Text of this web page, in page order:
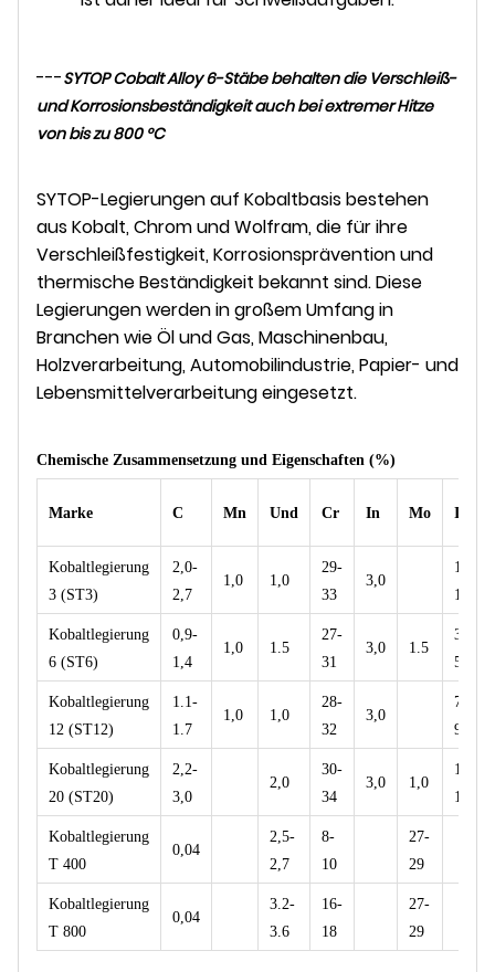
---SYTOP Cobalt Alloy 6-Stäbe behalten die Verschleiß-
und Korrosionsbeständigkeit auch bei extremer Hitze
von bis zu 800 °C
SYTOP-Legierungen auf Kobaltbasis bestehen
aus Kobalt, Chrom und Wolfram, die für ihre
Verschleißfestigkeit, Korrosionsprävention und
thermische Beständigkeit bekannt sind. Diese
Legierungen werden in großem Umfang in
Branchen wie Öl und Gas, Maschinenbau,
Holzverarbeitung, Automobilindustrie, Papier- und
Lebensmittelverarbeitung eingesetzt.
Chemische Zusammensetzung und Eigenschaften (%)
Marke C Mn Und Cr In Mo IN
Kobaltlegierung
3 (ST3)
2,0-
2,7
1,0 1,0
29-
33
3,0
11-
14
Kobaltlegierung
6 (ST6)
0,9-
1,4
1,0 1.5
27-
31
3,0 1.5
3,5-
5,5
Kobaltlegierung
12 (ST12)
1.1-
1.7
1,0 1,0
28-
32
3,0
7,0-
9,5
Kobaltlegierung
20 (ST20)
2,2-
3,0
2,0
30-
34
3,0 1,0
14-
18
Kobaltlegierung
T 400
0,04
2,5-
2,7
8-
10
27-
29
Kobaltlegierung
T 800
0,04
3.2-
3.6
16-
18
27-
29